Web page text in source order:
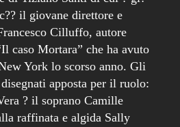
il giovane direttore e
Cilluffo, autore
caso Mortara” che ha avuto
York lo scorso anno. Gli
apposta per il ruolo:
? il soprano Camille
raffinata e algida Sally